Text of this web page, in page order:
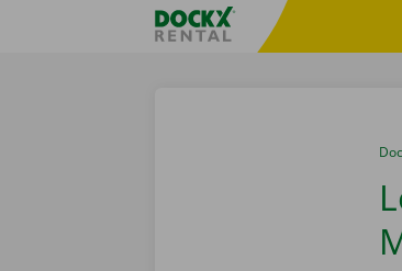
sitename
du